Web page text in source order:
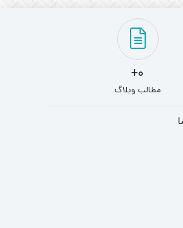
0+
مطالب وبلاگ